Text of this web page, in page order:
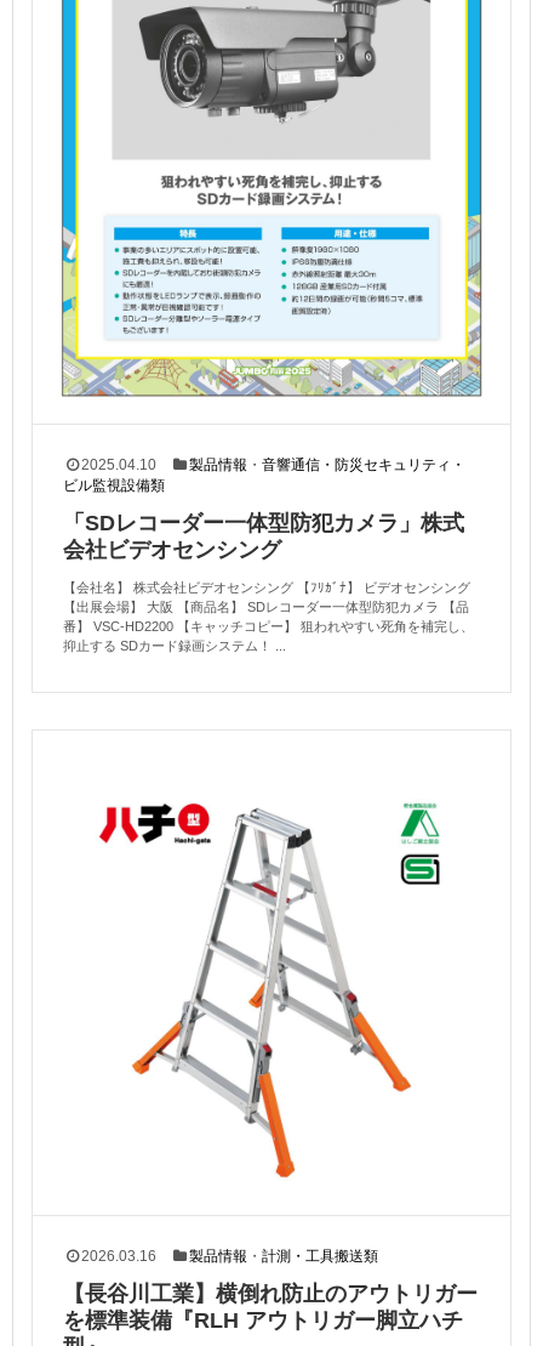
2025.04.10 製品情報 ・音響通信・防災セキュリティ・
ビル監視設備類
「SDレコーダー一体型防犯カメラ」株式
会社ビデオセンシング
【会社名】 株式会社ビデオセンシング 【ﾌﾘｶﾞﾅ】 ビデオセンシング
【出展会場】 大阪 【商品名】 SDレコーダー一体型防犯カメラ 【品
番】 VSC-HD2200 【キャッチコピー】 狙われやすい死角を補完し、
抑止する SDカード録画システム！ ...
2026.03.16 製品情報 ・計測・工具搬送類
【長谷川工業】横倒れ防止のアウトリガー
を標準装備『RLH アウトリガー脚立ハチ